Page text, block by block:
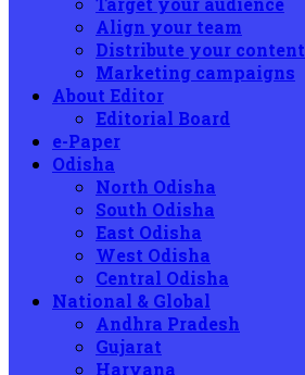
Align your team
Distribute your content
Marketing campaigns
About Editor
Editorial Board
e-Paper
Odisha
North Odisha
South Odisha
East Odisha
West Odisha
Central Odisha
National & Global
Andhra Pradesh
Gujarat
Haryana